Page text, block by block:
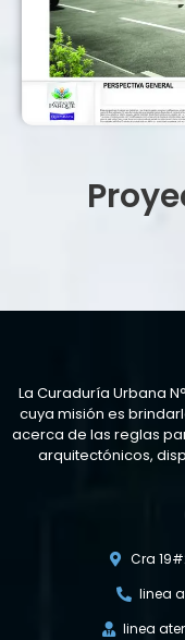
La Curaduría Urbana
cuya misión es
acerca de las reglas
arquitectónicos,
Cra
linea
linea